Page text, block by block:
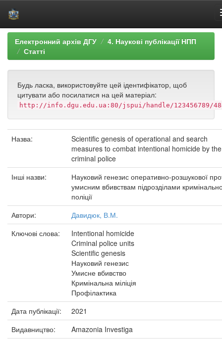
Skip
navigation
Електронний архів ДГУ
4. Наукові публікації НПП
Статті
Будь ласка, використовуйте цей ідентифікатор, щоб
цитувати або посилатися на цей матеріал:
http://info.dgu.edu.ua:80/jspui/handle/123456789/
Назва:
Scientific genesis of operational and search
measures to сombat intentional homicide by the
criminal police
Інші назви:
Науковий генезис оперативно-розшукової
умисним вбивствам підрозділами
поліції
Автори:
Давидюк, В.М.
Ключові слова:
Intentional homicide
Criminal police units
Scientific genesis
Науковий генезис
Умисне вбивство
Кримінальна міліція
Профілактика
Дата публікації:
2021
Видавництво:
Amazonia Investiga